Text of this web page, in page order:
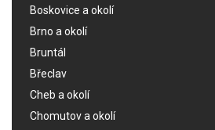
Boskovice a okolí
Brno a okolí
Bruntál
Břeclav
Cheb a okolí
Chomutov a okolí